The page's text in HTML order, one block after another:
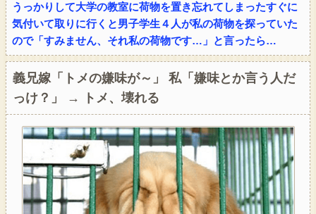
うっかりして大学の教室に荷物を置き忘れてしまったすぐに
気付いて取りに行くと男子学生４人が私の荷物を探っていた
ので「すみません、それ私の荷物です…」と言ったら…
義兄嫁「トメの嫌味が～」 私「嫌味とか言う人だ
っけ？」 → トメ、壊れる